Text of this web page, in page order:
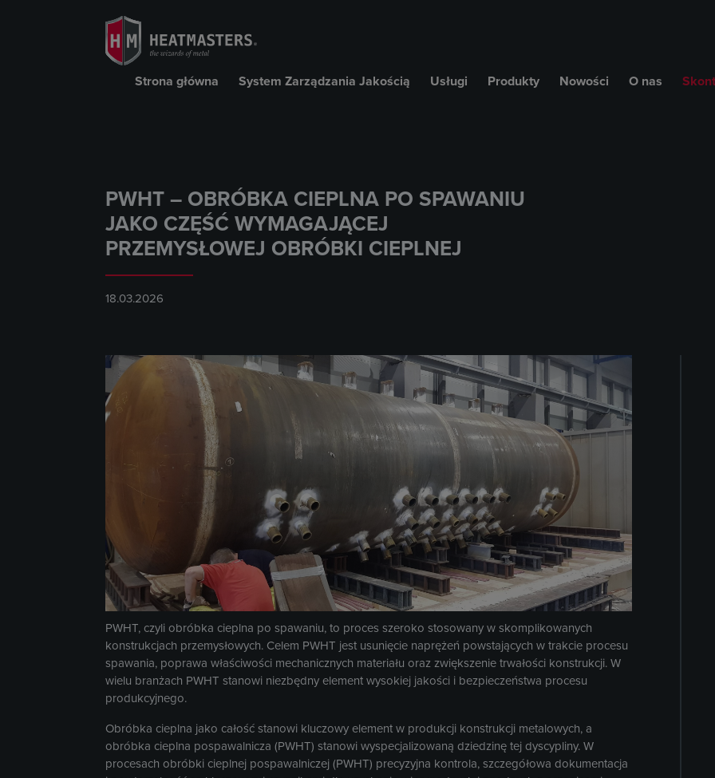
Strona główna System Zarządzania Jakością Usługi Produkty Nowości O nas
PWHT – OBRÓBKA CIEPLNA PO SPAWANIU
JAKO CZĘŚĆ WYMAGAJĄCEJ
PRZEMYSŁOWEJ OBRÓBKI CIEPLNEJ
18.03.2026
PWHT, czyli obróbka cieplna po spawaniu, to proces szeroko stosowany w skomplikowanych
konstrukcjach przemysłowych. Celem PWHT jest usunięcie naprężeń powstających w trakcie procesu
spawania, poprawa właściwości mechanicznych materiału oraz zwiększenie trwałości konstrukcji. W
wielu branżach PWHT stanowi niezbędny element wysokiej jakości i bezpieczeństwa procesu
produkcyjnego.
Obróbka cieplna jako całość stanowi kluczowy element w produkcji konstrukcji metalowych, a
obróbka cieplna pospawalnicza (PWHT) stanowi wyspecjalizowaną dziedzinę tej dyscypliny. W
procesach obróbki cieplnej pospawalniczej (PWHT) precyzyjna kontrola, szczegółowa dokumentacja